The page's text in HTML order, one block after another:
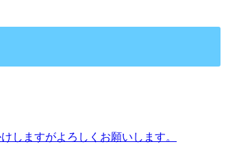
しますがよろしくお願いします。